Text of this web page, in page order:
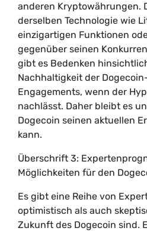
anderen Kryptowährungen.
derselben Technologie wie
einzigartigen Funktionen
gegenüber seinen
gibt es Bedenken
Nachhaltigkeit der
Engagements, wenn der
nachlässt. Daher bleibt es
Dogecoin seinen aktuellen
kann.
Überschrift 3:
Möglichkeiten für den
Es gibt eine Reihe von
optimistisch als auch
Zukunft des Dogecoin sind.